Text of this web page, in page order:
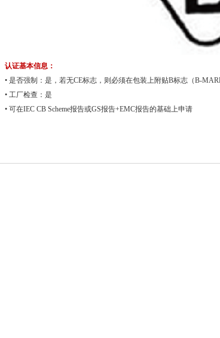
认证基本信息：
• 是否强制：是，若无CE标志，则必须在包装上附贴B标志（B-
• 工厂检查：是
• 可在IEC CB Scheme报告或GS报告+EMC报告的基础上申请